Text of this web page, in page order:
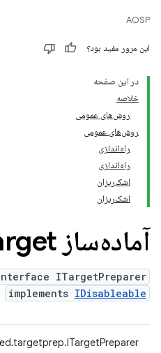
AOSP
این مرور مفید بود؟
در این صفحه
خلاصه
روش‌های عمومی
روش‌های عمومی
راه‌اندازی
راه‌اندازی
اشک‌ریزان
اشک‌ریزان
آماده‌ساز ITarget
ITargetPreparer
implements IDisableable